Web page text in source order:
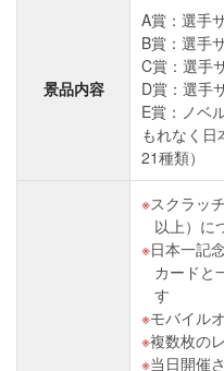
景品内容
A賞：選手
B賞：選手
C賞：選手
D賞：選手
E賞：ノベ
もれなく
21種類）
スクラッ
以上）に
日本一記
カードと
す
モバイル
複数枚の
当日開催